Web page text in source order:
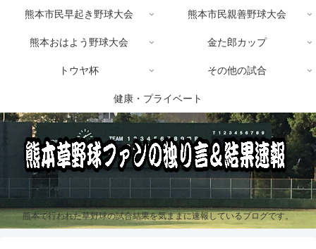
熊本で行われた草野球の試合結果を気ままに速報しているブログです。
熊本市民早起き野球大会 熊本市民親善野球大会
熊本おはよう野球大会 金た郎カップ
トウヤ杯 その他の試合
健康・プライベート